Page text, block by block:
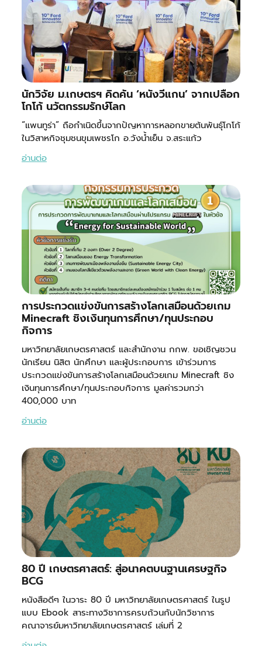
นักวิจัย ม.เกษตรฯ คิดค้น ‘หนังวีแกน’ จากเปลือก
โกโก้ นวัตกรรมรักษ์โลก
“แพนทูร่า” ถือกำเนิดขึ้นจากปัญหาการหลอกขายต้นพันธุ์โกโก้
ในวิสาหกิจชุมชนขุมเพชรโก อ.วังน้ำเย็น จ.สระแก้ว
อ่านต่อ
การประกวดแข่งขันการสร้างโลกเสมือนด้วยเกม
Minecraft ชิงเงินทุนการศึกษา/ทุนประกอบ
กิจการ
มหาวิทยาลัยเกษตรศาสตร์ และสำนักงาน กกพ. ขอเชิญชวน
นักเรียน นิสิต นักศึกษา และผู้ประกอบการ เข้าร่วมการ
ประกวดแข่งขันการสร้างโลกเสมือนด้วยเกม Minecraft ชิง
เงินทุนการศึกษา/ทุนประกอบกิจการ มูลค่ารวมกว่า
400,000 บาท
อ่านต่อ
80 ปี เกษตรศาสตร์: สู่อนาคตบนฐานเศรษฐกิจ
BCG
หนังสือดีๆ ในวาระ 80 ปี มหาวิทยาลัยเกษตรศาสตร์ ในรูป
แบบ Ebook สาระทางวิชาการครบถ้วนกับนักวิชาการ
คณาจารย์มหาวิทยาลัยเกษตรศาสตร์ เล่มที่ 2